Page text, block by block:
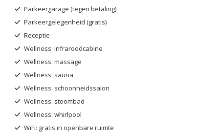
Parkeergarage (tegen betaling)
Parkeergelegenheid (gratis)
Receptie
Wellness: infraroodcabine
Wellness: massage
Wellness: sauna
Wellness: schoonheidssalon
Wellness: stoombad
Wellness: whirlpool
WiFi: gratis in openbare ruimte